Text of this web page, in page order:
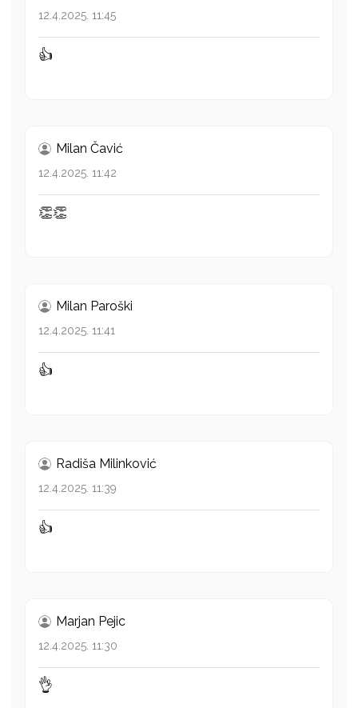
12.4.2025. 11:45
👍
Milan Čavić
12.4.2025. 11:42
👏👏
Milan Paroški
12.4.2025. 11:41
👍
Radiša Milinković
12.4.2025. 11:39
👍
Marjan Pejic
12.4.2025. 11:30
👌